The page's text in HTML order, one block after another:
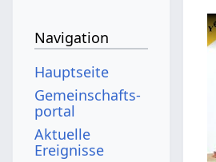
Navigation
Hauptseite
Gemeinschafts­
portal
Aktuelle
Ereignisse